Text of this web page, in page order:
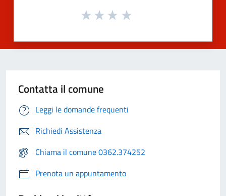
Contatta il comune
Leggi le domande frequenti
Richiedi Assistenza
Chiama il comune 0362.374252
Prenota un appuntamento